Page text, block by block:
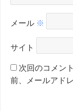
メール ※
サイト
次回のコメン
前、メールアド